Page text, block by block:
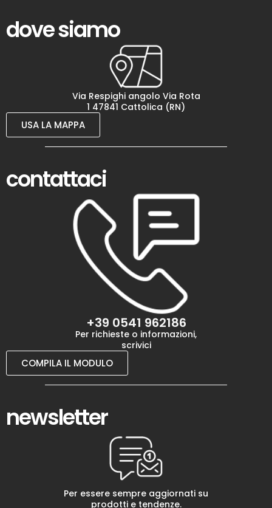
dove siamo
Via Respighi angolo Via Rota
1 47841 Cattolica (RN)
USA LA MAPPA
contattaci
+39 0541 962186
Per richieste o informazioni,
scrivici
COMPILA IL MODULO
newsletter
Per essere sempre aggiornati su
prodotti e tendenze.